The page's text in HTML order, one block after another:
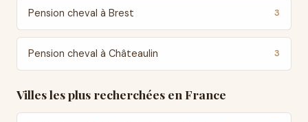
Pension cheval à Brest 3
Pension cheval à Châteaulin 3
Villes les plus recherchées en France